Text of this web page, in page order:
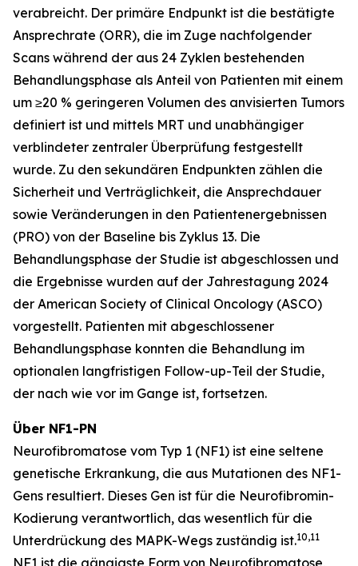
verabreicht. Der primäre Endpunkt ist die bestätigte
Ansprechrate (ORR), die im Zuge nachfolgender
Scans während der aus 24 Zyklen bestehenden
Behandlungsphase als Anteil von Patienten mit einem
um ≥20 % geringeren Volumen des anvisierten Tumors
definiert ist und mittels MRT und unabhängiger
verblindeter zentraler Überprüfung festgestellt
wurde. Zu den sekundären Endpunkten zählen die
Sicherheit und Verträglichkeit, die Ansprechdauer
sowie Veränderungen in den Patientenergebnissen
(PRO) von der Baseline bis Zyklus 13. Die
Behandlungsphase der Studie ist abgeschlossen und
die Ergebnisse wurden auf der Jahrestagung 2024
der American Society of Clinical Oncology (ASCO)
vorgestellt. Patienten mit abgeschlossener
Behandlungsphase konnten die Behandlung im
optionalen langfristigen Follow-up-Teil der Studie,
der nach wie vor im Gange ist, fortsetzen.
Über NF1-PN
Neurofibromatose vom Typ 1 (NF1) ist eine seltene
genetische Erkrankung, die aus Mutationen des NF1-
Gens resultiert. Dieses Gen ist für die Neurofibromin-
Kodierung verantwortlich, das wesentlich für die
Unterdrückung des MAPK-Wegs zuständig ist.10,11
NF1 ist die gängigste Form von Neurofibromatose,